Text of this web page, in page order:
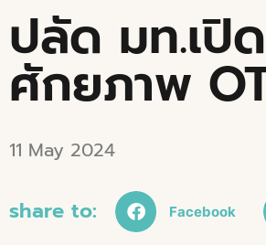
ปลัด มท.เปิ
ศักยภาพ
11 May 2024
share to: Facebook